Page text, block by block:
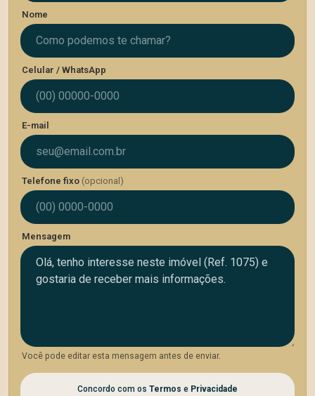
Nome
Celular / WhatsApp
E-mail
Telefone fixo (opcional)
Mensagem
Você pode editar esta mensagem antes de enviar.
Concordo com os Termos e Privacidade